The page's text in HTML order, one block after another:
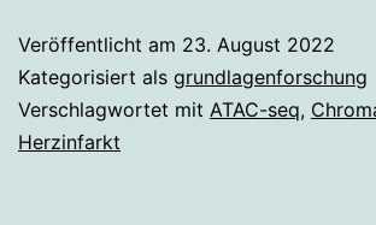
Herzkrankheit
Veröffentlicht am 23. August 2022
Kategorisiert als grundlagenforschung
Verschlagwortet mit ATAC-seq,
Herzinfarkt